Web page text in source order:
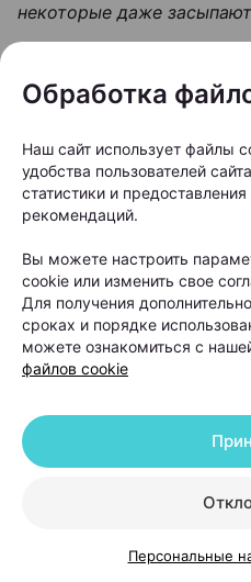
некоторые даже
Рост волос — процесс
несколько недель после
Сначала уменьшается
тонкие волоски,
более плотными и
считается одним из
терапия работает.
Когда
делать после нее
Обработка
Наш сайт использует файлы
удобства пользователей
статистики и
рекомендаций.
Вы можете настроить
cookie или изменить свое
Для получения
сроках и порядке
можете ознакомиться с
файлов cookie
Персональные